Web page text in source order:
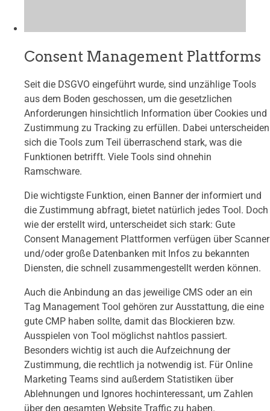
Consent Management Plattforms
Seit die DSGVO eingeführt wurde, sind unzählige Tools
aus dem Boden geschossen, um die gesetzlichen
Anforderungen hinsichtlich Information über Cookies und
Zustimmung zu Tracking zu erfüllen. Dabei unterscheiden
sich die Tools zum Teil überraschend stark, was die
Funktionen betrifft. Viele Tools sind ohnehin
Ramschware.
Die wichtigste Funktion, einen Banner der informiert und
die Zustimmung abfragt, bietet natürlich jedes Tool. Doch
wie der erstellt wird, unterscheidet sich stark: Gute
Consent Management Plattformen verfügen über Scanner
und/oder große Datenbanken mit Infos zu bekannten
Diensten, die schnell zusammengestellt werden können.
Auch die Anbindung an das jeweilige CMS oder an ein
Tag Management Tool gehören zur Ausstattung, die eine
gute CMP haben sollte, damit das Blockieren bzw.
Ausspielen von Tool möglichst nahtlos passiert.
Besonders wichtig ist auch die Aufzeichnung der
Zustimmung, die rechtlich ja notwendig ist. Für Online
Marketing Teams sind außerdem Statistiken über
Ablehnungen und Ignores hochinteressant, um Zahlen
über den gesamten Website Traffic zu haben.